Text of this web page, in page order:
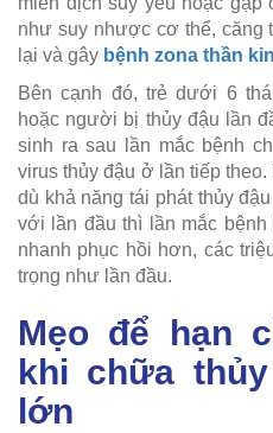
như suy nhược cơ thể, căng
lại và gây bệnh zona thần
Bên cạnh đó, trẻ dưới 6
hoặc người bị thủy đậu lần
sinh ra sau lần mắc bệnh
virus thủy đậu ở lần tiếp
dù khả năng tái phát thủy
với lần đầu thì lần mắc
nhanh phục hồi hơn, các
trọng như lần đầu.
Mẹo để hạn
khi chữa
lớn